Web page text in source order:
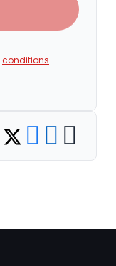
conditions
Share on Twitter
Share on Facebook
Share on
Copy link